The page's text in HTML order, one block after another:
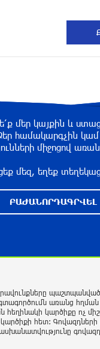
դուբլի հեղինակ է
կազմում
ն աջակցել է
իրավունքի
չկա
պատրաստի
մեր կայքին և
Ձեր համակարգչին
միջոցով
մեզ, եղեք
ԲԱԺԱՆՈՐԴԱԳՐՎԵԼ
պաշտպանված
առանց հղման
կարծիքը ոչ
հետ: Գովազդների